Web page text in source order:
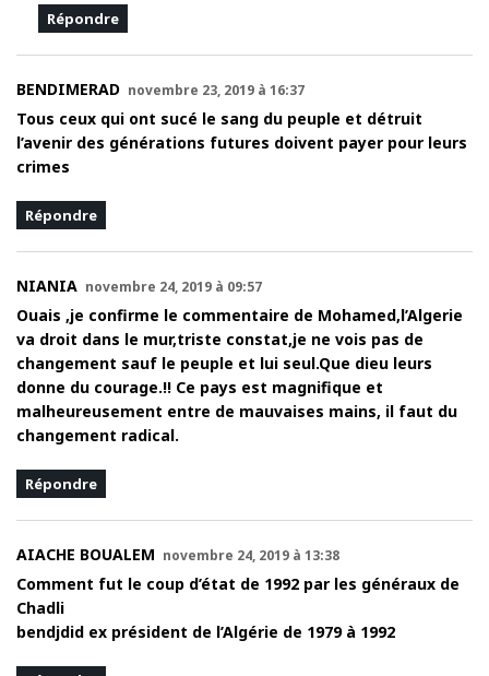
Répondre
BENDIMERAD novembre 23, 2019 à 16:37
Tous ceux qui ont sucé le sang du peuple et détruit
l’avenir des générations futures doivent payer pour leurs
crimes
Répondre
NIANIA novembre 24, 2019 à 09:57
Ouais ,je confirme le commentaire de Mohamed,l’Algerie
va droit dans le mur,triste constat,je ne vois pas de
changement sauf le peuple et lui seul.Que dieu leurs
donne du courage.!! Ce pays est magnifique et
malheureusement entre de mauvaises mains, il faut du
changement radical.
Répondre
AIACHE BOUALEM novembre 24, 2019 à 13:38
Comment fut le coup d’état de 1992 par les généraux de
Chadli
bendjdid ex président de l’Algérie de 1979 à 1992